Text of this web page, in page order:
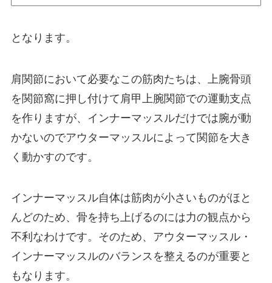
となります。
肩関節において必要なこの筋肉たちは、上腕骨頭
を関節窩に押し付けて肩甲上腕関節での運動支点
を作りますが、インナーマッスルだけでは腕が動
かないのでアウターマッスルによって関節を大き
く動かすのです。
インナーマッスル自体は筋肉が小さいものがほと
んどのため、骨を持ち上げるのには力の観点から
不利なわけです。そのため、アウターマッスル・
インナーマッスルのバランスを整えるのが重要と
もなります。